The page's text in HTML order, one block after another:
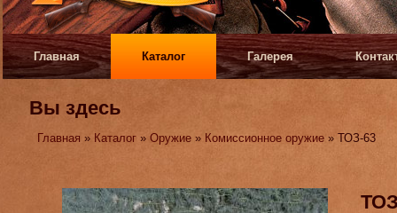
Главная Каталог Галерея
Вы здесь
Главная » Каталог »Оружие » Комиссионное оружие » ТОЗ-63